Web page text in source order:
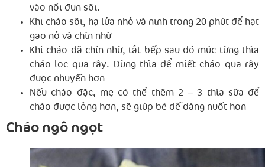
vào nồi đun sôi.
Khi cháo sôi, hạ lửa nhỏ và ninh trong 20 phút để hạt
gạo nở và chín nhừ
Khi cháo đã chín nhừ, tắt bếp sau đó múc từng thìa
cháo lọc qua rây. Dùng thìa để miết cháo qua rây
được nhuyễn hơn
Nếu cháo đặc, mẹ có thể thêm 2 – 3 thìa sữa để
cháo được lỏng hơn, sẽ giúp bé dễ dàng nuốt hơn
Cháo ngô ngọt